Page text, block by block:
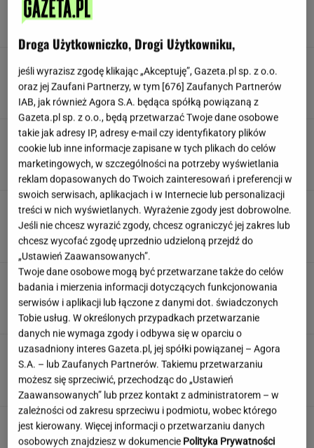
Koledzy z branży nie mieli litości dla Kłeczka.
"Odpiął wrotki"
Były szef PIP szuka pracy. Prosi
o radę. "Jakiej domagać się pensji?"
SUBSKRYPCJA
Atak na "rosyjski Amazon". Płonie centrum
logistyczne Wildberries w Jekaterynburgu
Duda ułaskawił Wąsika i
Kamińskiego, jego nie. "Skazał mnie Pan na
karę śmierci"
100 proc. obłożenia w samolotach. Wakacyjny
kierunek jest hitem
Droga Użytkowniczko, Drogi Użytkowniku,
jeśli wyrazisz zgodę klikając „Akceptuję”, Gazeta.pl sp. z o.o.
oraz jej Zaufani Partnerzy, w tym [676] Zaufanych Partnerów
IAB, jak również Agora S.A. będąca spółką powiązaną z
Gazeta.pl sp. z o.o., będą przetwarzać Twoje dane osobowe
takie jak adresy IP, adresy e-mail czy identyfikatory plików
cookie lub inne informacje zapisane w tych plikach do celów
marketingowych, w szczególności na potrzeby wyświetlania
reklam dopasowanych do Twoich zainteresowań i preferencji w
swoich serwisach, aplikacjach i w Internecie lub personalizacji
treści w nich wyświetlanych. Wyrażenie zgody jest dobrowolne.
Jeśli nie chcesz wyrazić zgody, chcesz ograniczyć jej zakres lub
chcesz wycofać zgodę uprzednio udzieloną przejdź do
„Ustawień Zaawansowanych”.
Twoje dane osobowe mogą być przetwarzane także do celów
badania i mierzenia informacji dotyczących funkcjonowania
serwisów i aplikacji lub łączone z danymi dot. świadczonych
Tobie usług. W określonych przypadkach przetwarzanie
danych nie wymaga zgody i odbywa się w oparciu o
uzasadniony interes Gazeta.pl, jej spółki powiązanej – Agora
S.A. – lub Zaufanych Partnerów. Takiemu przetwarzaniu
możesz się sprzeciwić, przechodząc do „Ustawień
Zaawansowanych” lub przez kontakt z administratorem – w
zależności od zakresu sprzeciwu i podmiotu, wobec którego
jest kierowany. Więcej informacji o przetwarzaniu danych
osobowych znajdziesz w dokumencie Polityka Prywatności